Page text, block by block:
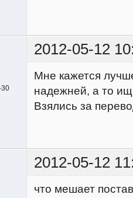
2012-05-12
Мне кажется
надежней, а то
Взялись за
2012-05-12
что мешает